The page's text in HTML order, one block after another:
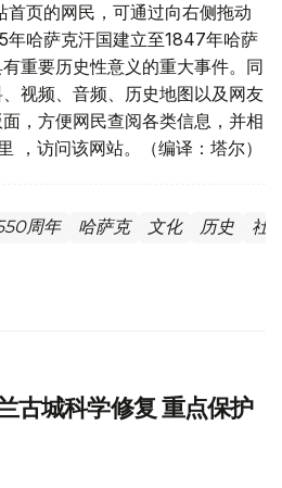
页的网民，可通过向右侧拖动
年哈萨克汗国建立至1847年哈萨
重要历史性意义的重大事件。同
视频、音频、历史地图以及网友
，方便网民查阅各类信息，并相
，访问该网站。（编译：塔尔）
周年 哈萨克 文化 历史 社
古城科学修复 重点保护